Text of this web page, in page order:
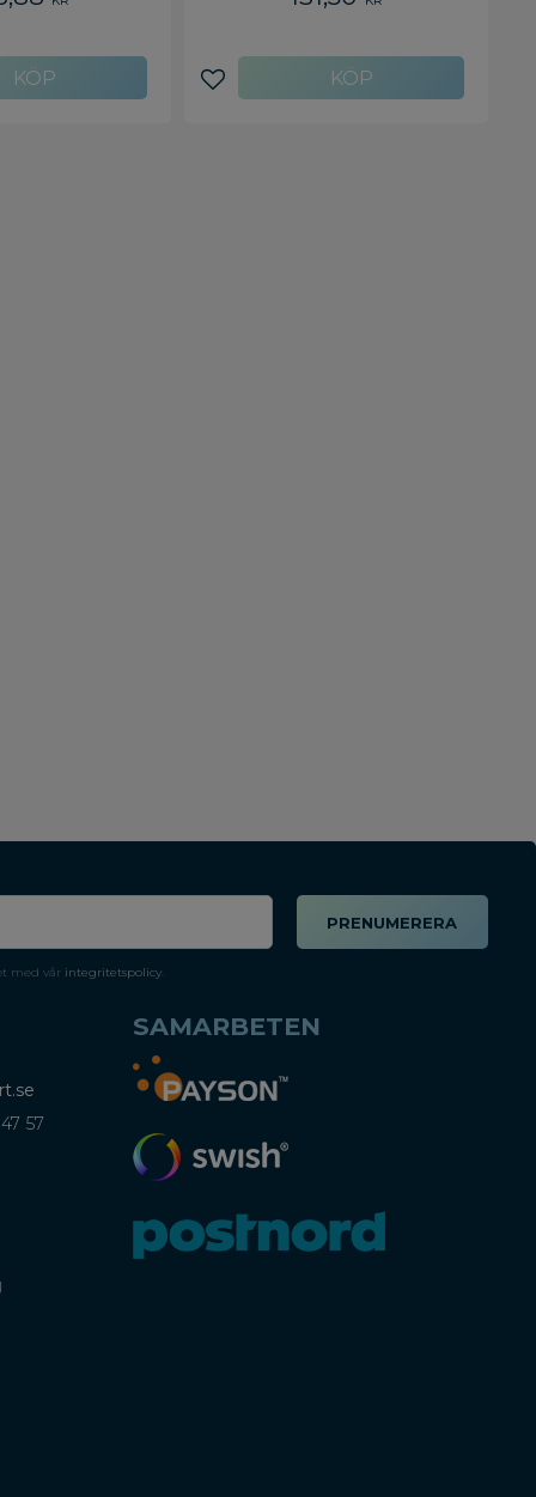
är garanterat
för dagens
lämnar plats för
skärm och/eller
Lägg till i favoriter
PRENUMERERA
med vår integritetspolicy.
57
SAMARBETEN